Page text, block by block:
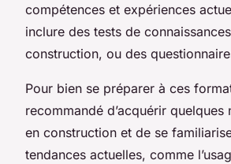
compétences et expériences
inclure des tests de
construction, ou des
Pour bien se préparer à ces
recommandé d’acquérir quelques
en construction et de se
tendances actuelles, comme